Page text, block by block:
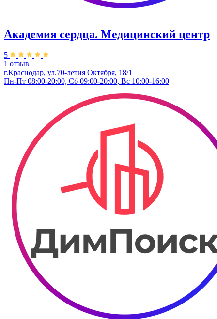
Академия сердца. Медицинский центр
5
1 отзыв
г.Краснодар, ул.70-летия Октября, 18/1
Пн-Пт 08:00-20:00, Сб 09:00-20:00, Вс 10:00-16:00